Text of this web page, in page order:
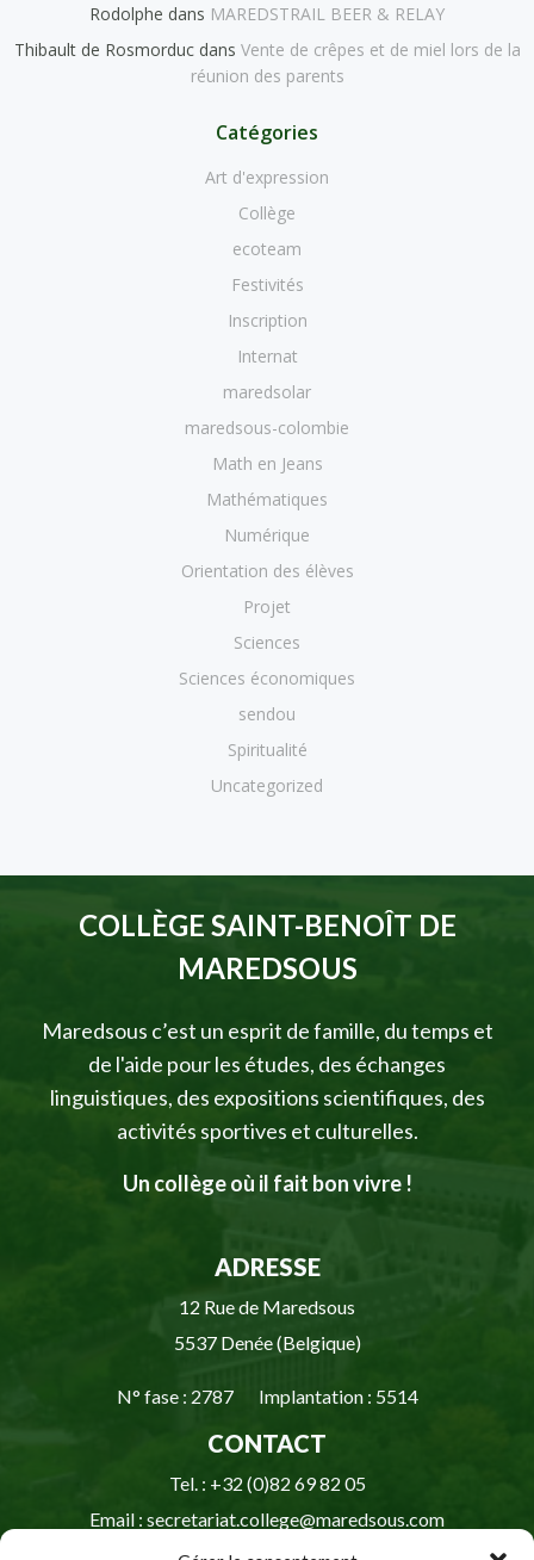
Rodolphe dans MAREDSTRAIL BEER & RELAY
Thibault de Rosmorducdans Vente de crêpes et de miel lors de la
réunion des parents
Catégories
Art d'expression
Collège
ecoteam
Festivités
Inscription
Internat
maredsolar
maredsous-colombie
Math en Jeans
Mathématiques
Numérique
Orientation des élèves
Projet
Sciences
Sciences économiques
sendou
Spiritualité
Uncategorized
COLLÈGE SAINT-BENOÎT DE
MAREDSOUS
Maredsous c’est un esprit de famille, du temps et
de l'aide pour les études, des échanges
linguistiques, des expositions scientifiques, des
activités sportives et culturelles.
Un collège où il fait bon vivre !
ADRESSE
12 Rue de Maredsous
5537 Denée (Belgique)
N° fase : 2787 Implantation : 5514
CONTACT
Tel. : +32 (0)82 69 82 05
Email : secretariat.college@maredsous.com